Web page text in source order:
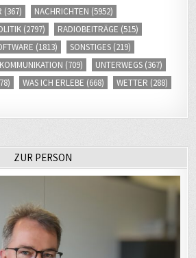
(367) NACHRICHTEN (5952)
(2797) RADIOBEITRÄGE (515)
(1813) SONSTIGES (219)
(709) UNTERWEGS (367)
WAS ICH ERLEBE (668) WETTER (288)
ZUR PERSON